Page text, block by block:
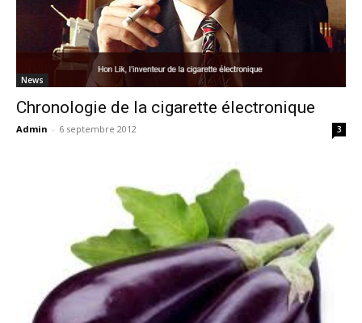
News
Chronologie de la cigarette électronique
Admin - 6 septembre 2012 3